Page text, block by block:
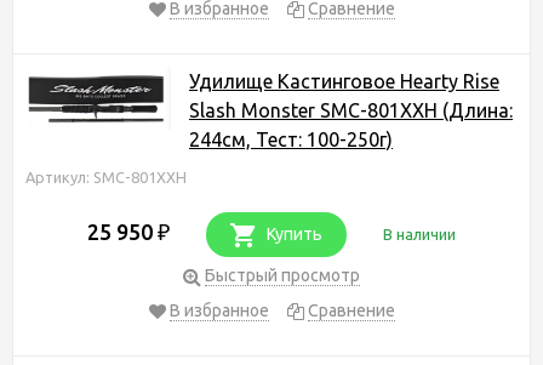
В избранное
Сравнение
Удилище Кастинговое Hearty Rise
Slash Monster SMC-801XXH (Длина:
244см, Тест: 100-250г)
Артикул: SMC-801XXH
25 950 ₽ Купить В наличии
Быстрый просмотр
В избранное
Сравнение